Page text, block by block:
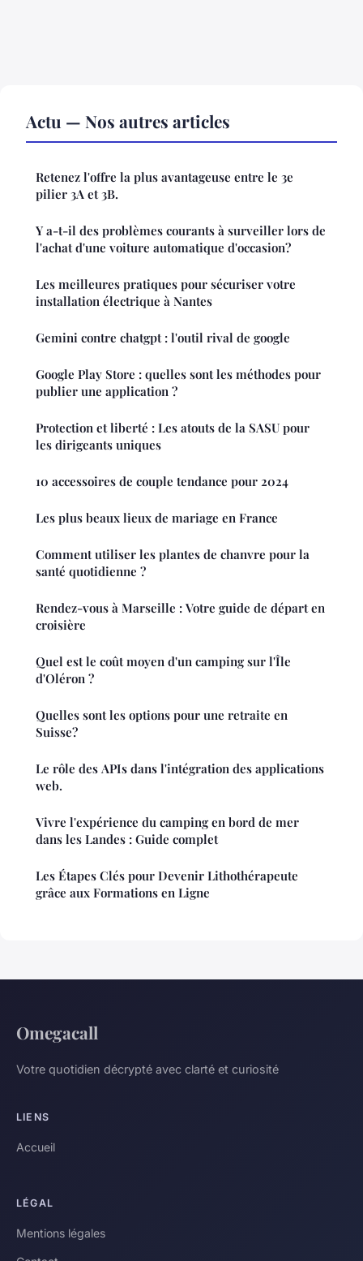
Actu — Nos autres articles
Retenez l'offre la plus avantageuse entre le 3e
pilier 3A et 3B.
Y a-t-il des problèmes courants à surveiller lors de
l'achat d'une voiture automatique d'occasion?
Les meilleures pratiques pour sécuriser votre
installation électrique à Nantes
Gemini contre chatgpt : l'outil rival de google
Google Play Store : quelles sont les méthodes pour
publier une application ?
Protection et liberté : Les atouts de la SASU pour
les dirigeants uniques
10 accessoires de couple tendance pour 2024
Les plus beaux lieux de mariage en France
Comment utiliser les plantes de chanvre pour la
santé quotidienne ?
Rendez-vous à Marseille : Votre guide de départ en
croisière
Quel est le coût moyen d'un camping sur l'Île
d'Oléron ?
Quelles sont les options pour une retraite en
Suisse?
Le rôle des APIs dans l'intégration des applications
web.
Vivre l'expérience du camping en bord de mer
dans les Landes : Guide complet
Les Étapes Clés pour Devenir Lithothérapeute
grâce aux Formations en Ligne
Omegacall
Votre quotidien décrypté avec clarté et curiosité
LIENS
Accueil
LÉGAL
Mentions légales